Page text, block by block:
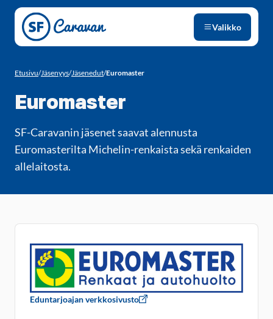
Siirry sivun sisältöön
Valikko
Etusivu/Jäsenyys/Jäsenedut/Euromaster
Euromaster
SF-Caravanin jäsenet saavat alennusta
Euromasterilta Michelin-renkaista sekä renkaiden
allelaitosta.
Eduntarjoajan verkkosivusto